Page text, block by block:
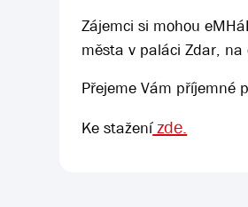
Zájemci si mohou
města v paláci Zdar,
Přejeme Vám příjemné
Ke staženízde.